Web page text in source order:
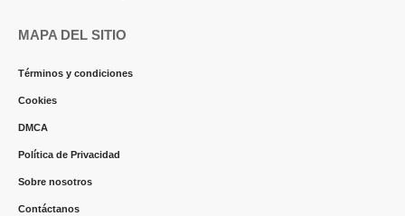
MAPA DEL SITIO
Términos y condiciones
Cookies
DMCA
Política de Privacidad
Sobre nosotros
Contáctanos